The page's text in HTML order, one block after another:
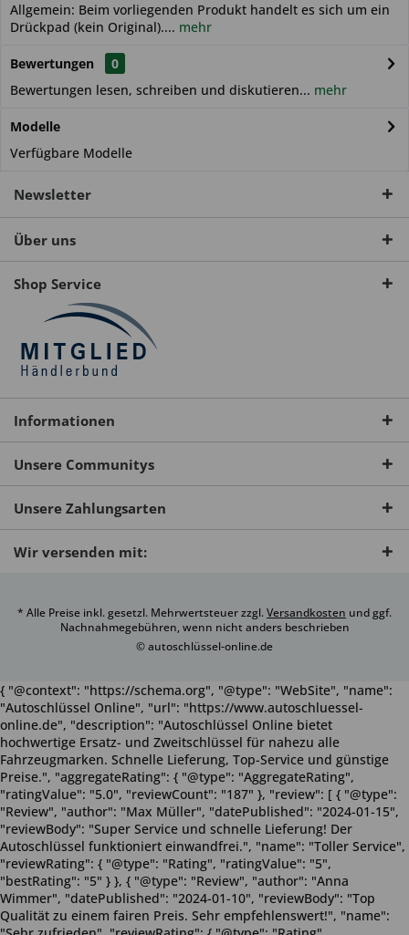
Allgemein: Beim vorliegenden Produkt handelt es sich um ein
Drückpad (kein Original).... mehr
Bewertungen
0
Bewertungen lesen, schreiben und diskutieren... mehr
Modelle
Verfügbare Modelle
Newsletter
Über uns
Shop Service
Informationen
Unsere Communitys
Unsere Zahlungsarten
Wir versenden mit:
* Alle Preise inkl. gesetzl. Mehrwertsteuer zzgl.Versandkosten und ggf.
Nachnahmegebühren, wenn nicht anders beschrieben
© autoschlüssel-online.de
{ "@context": "https://schema.org", "@type": "WebSite", "name":
"Autoschlüssel Online", "url": "https://www.autoschluessel-
online.de", "description": "Autoschlüssel Online bietet
hochwertige Ersatz- und Zweitschlüssel für nahezu alle
Fahrzeugmarken. Schnelle Lieferung, Top-Service und günstige
Preise.", "aggregateRating": { "@type": "AggregateRating",
"ratingValue": "5.0", "reviewCount": "187" }, "review": [ { "@type":
"Review", "author": "Max Müller", "datePublished": "2024-01-15",
"reviewBody": "Super Service und schnelle Lieferung! Der
Autoschlüssel funktioniert einwandfrei.", "name": "Toller Service",
"reviewRating": { "@type": "Rating", "ratingValue": "5",
"bestRating": "5" } }, { "@type": "Review", "author": "Anna
Wimmer", "datePublished": "2024-01-10", "reviewBody": "Top
Qualität zu einem fairen Preis. Sehr empfehlenswert!", "name":